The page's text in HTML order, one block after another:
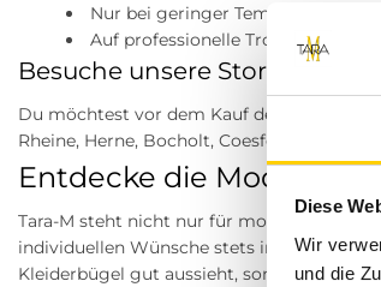
Diese
Wir
und die
Nur bei geringer Temperatur
Auf professionelle
Besuche unsere Stores
Du möchtest vor dem Kauf deine
Rheine, Herne, Bocholt, Coesfeld, Datteln,
Entdecke die Modewelt
Tara-M steht nicht nur für modische
individuellen Wünsche stets im Fokus
Kleiderbügel gut aussieht, sondern exakt